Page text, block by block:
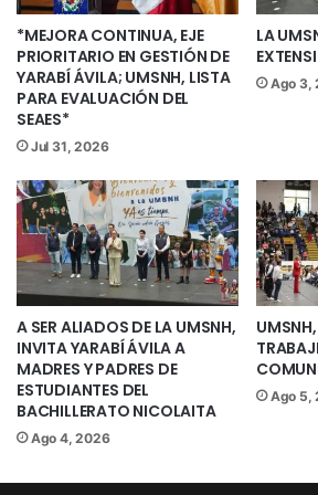
quien con un potente
tras un tiro de esquina y
fueron al descanso.
En el complemento, al 51′,
nuevamente con un balón
cuando se lanzó un
la izquierda y apareció a
a cerrar la pinza
para poner el tercero.
Al 72′ llegó el descuento
por medio de Jesús García,
llegó un desborde del
*MEJORA CONTINUA, EJE
PRIORITARIO EN GESTIÓN DE
YARABÍ ÁVILA; UMSNH, LISTA
PARA EVALUACIÓN DEL
SEAES*
Jul 31, 2026
LA
Ago 3,
A SER ALIADOS DE LA UMSNH,
INVITA YARABÍ ÁVILA A
MADRES Y PADRES DE
ESTUDIANTES DEL
BACHILLERATO NICOLAITA
Ago 4, 2026
Ago 5,